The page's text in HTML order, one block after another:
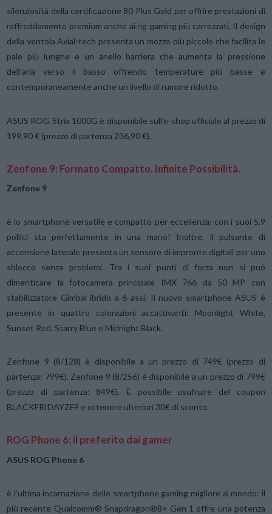
silenziosità della certificazione 80 Plus Gold per offrire prestazioni di
raffreddamento premium anche ai rig gaming più carrozzati. Il design
della ventola Axial-tech presenta un mozzo più piccolo che facilita le
pale più lunghe e un anello barriera che aumenta la pressione
dell’aria verso il basso offrendo temperature più basse e
contemporaneamente anche un livello di rumore ridotto.
ASUS ROG Strix 1000G è disponibile sull’e-shop ufficiale al prezzo di
199,90 € (prezzo di partenza 236,90 €).
Zenfone 9: Formato Compatto. Infinite Possibilità.
Zenfone 9
è lo smartphone versatile e compatto per eccellenza: con i suoi 5,9
pollici sta perfettamente in una mano! Inoltre, il pulsante di
accensione laterale presenta un sensore di impronte digitali per uno
sblocco senza problemi. Tra i suoi punti di forza non si può
dimenticare la fotocamera principale IMX 766 da 50 MP con
stabilizzatore Gimbal ibrido a 6 assi. Il nuovo smartphone ASUS è
presente in quattro colorazioni accattivanti: Moonlight White,
Sunset Red, Starry Blue e Midnight Black.
Zenfone 9 (8/128) è disponibile a un prezzo di 749€ (prezzo di
partenza: 799€), Zenfone 9 (8/256) è disponibile a un prezzo di 799€
(prezzo di partenza: 849€). È possibile usufruire del coupon
BLACKFRIDAYZF9 e ottenere ulteriori 30€ di sconto.
ROG Phone 6: il preferito dai gamer
ASUS ROG Phone 6
è l’ultima incarnazione dello smartphone gaming migliore al mondo: il
più recente Qualcomm® Snapdragon®8+ Gen 1 offre una potenza